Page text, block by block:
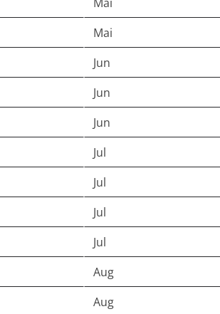
Mai
Jun
Jun
Jun
Jul
Jul
Jul
Jul
Aug
Aug